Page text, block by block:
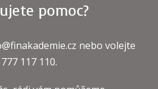
pomoc?
nebo volejte
117 110.